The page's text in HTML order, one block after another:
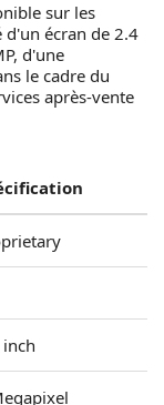
sur les
d'un écran de 2.4
d'une
le cadre du
après-vente